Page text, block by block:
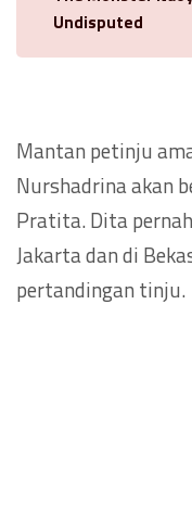
Undisputed
Mantan petinju
Nurshadrina akan
Pratita. Dita
Jakarta dan di
pertandingan tinju.